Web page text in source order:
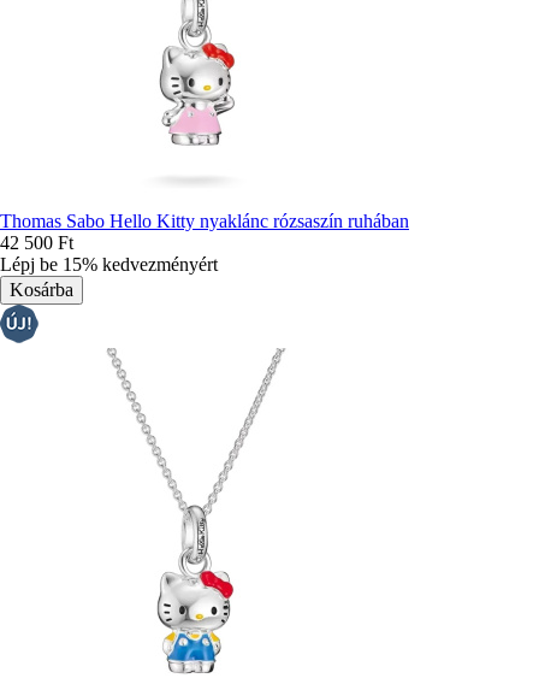
Thomas Sabo Hello Kitty nyaklánc rózsaszín ruhában
42 500 Ft
Lépj be 15% kedvezményért